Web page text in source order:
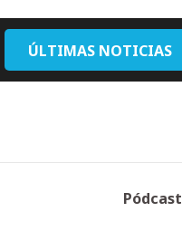
ÚLTIMAS NOTICIAS
Pódcast